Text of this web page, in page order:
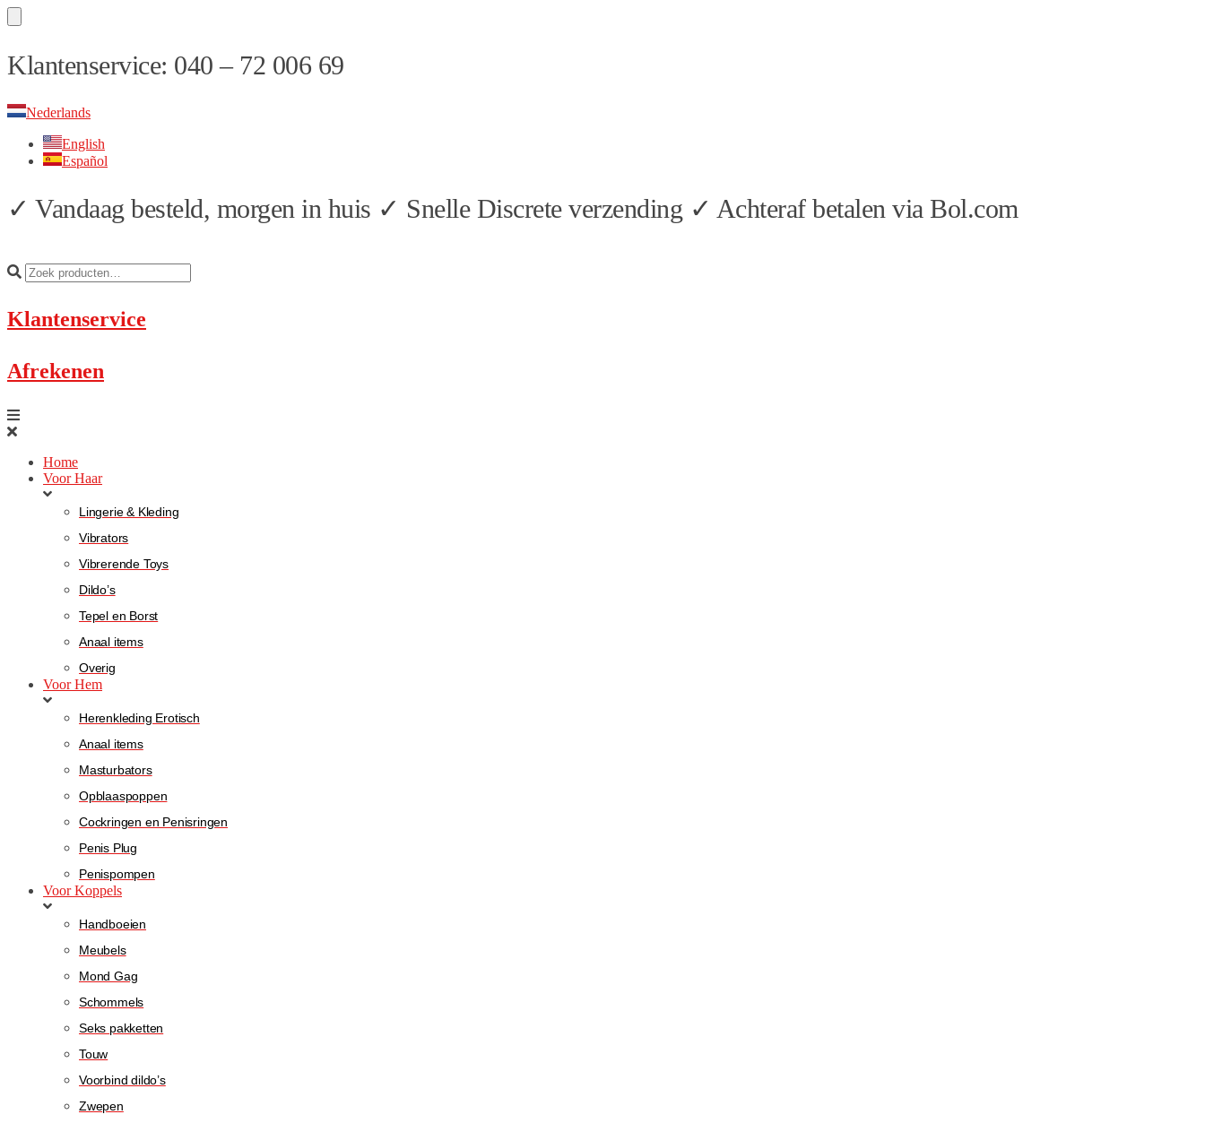
Skip
to
Skip
to
Klantenservice: 040 – 72 006 69
Nederlands
English
Español
✓ Vandaag besteld, morgen in huis ✓ Snelle Discrete verzending ✓ Achteraf betalen via Bol.com
Klantenservice
Afrekenen
Home
Voor Haar
Lingerie & Kleding
Vibrators
Vibrerende Toys
Dildo’s
Tepel en Borst
Anaal items
Overig
Voor Hem
Herenkleding Erotisch
Anaal items
Masturbators
Opblaaspoppen
Cockringen en Penisringen
Penis Plug
Penispompen
Voor Koppels
Handboeien
Meubels
Mond Gag
Schommels
Seks pakketten
Touw
Voorbind dildo’s
Zwepen